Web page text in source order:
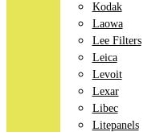
Kodak
Laowa
Lee Filters
Leica
Levoit
Lexar
Libec
Litepanels